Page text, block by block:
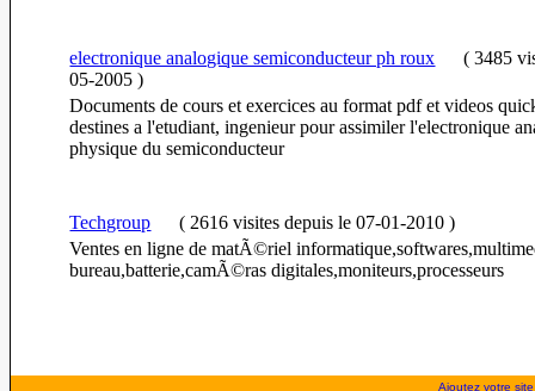
electronique analogique semiconducteur ph roux ( 3485
05-2005 )
Documents de cours et exercices au format pdf et videos
destines a l'etudiant, ingenieur pour assimiler l'electronique
physique du semiconducteur
Techgroup ( 2616 visitesdepuis le 07-01-2010 )
Ventes en ligne de matÃ©riel
bureau,batterie,camÃ©ras digitales,moniteurs,processeurs
Ajoutez votre site